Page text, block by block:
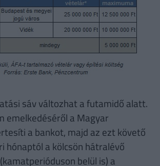
sáv változhat a futamidő alatt.
emelkedéséről a Magyar
a bankot, majd az ezt követő
hónaptól a kölcsön hátralévő
belül is) a